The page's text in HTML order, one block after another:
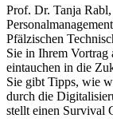
Prof. Dr. Tanja
Pfälzischen
Sie in Ihrem Vortrag
eintauchen in die
Sie gibt Tipps, wie
durch die
stellt einen Survival